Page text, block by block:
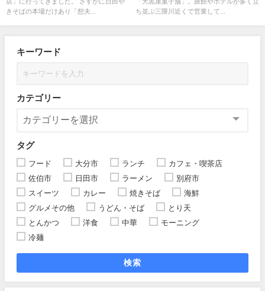
店」に行ってきました。 さすがに日田や
きそばの本場だけあり「想夫...
「大黒屋菓子舗」。旅館やホテルが多く立
ち並ぶ三隈川近くで営業して...
キーワード
カテゴリー
タグ
フード 大分市 ランチ
カフェ・喫茶店
佐伯市
日田市 ラーメン
別府市
スイーツ
カレー 焼きそば
海鮮
グルメその他
うどん・そば
とり天
とんかつ
洋食 中華
モーニング
冷麺
検索